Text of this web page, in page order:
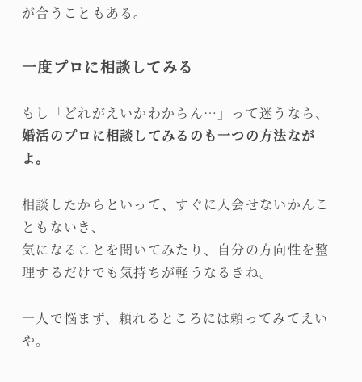
が合うこともある。
一度プロに相談してみる
もし「どれがえいかわからん…」って迷うなら、
婚活のプロに相談してみるのも一つの方法なが
よ。
相談したからといって、すぐに入会せないかんこ
ともないき、
気になることを聞いてみたり、自分の方向性を整
理するだけでも気持ちが軽うなるきね。
一人で悩まず、頼れるところには頼ってみてえい
や。